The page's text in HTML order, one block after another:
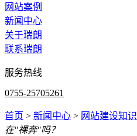
网站案例
新闻中心
关于瑞朗
联系瑞朗
服务热线
0755-25705261
首页 > 新闻中心 > 网站建设知识
在"裸奔"吗？